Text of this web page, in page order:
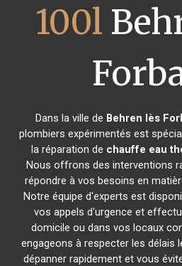
100l
Dans la ville de Behren lès
plombiers expérimentés est
la réparation de chauffe eau
Nous offrons des interventions
répondre à vos besoins en
Notre équipe d'experts est
vos appels d'urgence et
domicile ou dans vos locaux
engageons à respecter les délais
dépanner rapidement et vous